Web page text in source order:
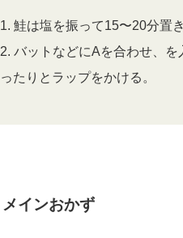
1. 鮭は塩を振って15〜20分置
2. バットなどにAを合わせ、
ったりとラップをかける。
メインおかず